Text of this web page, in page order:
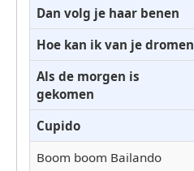
Dan volg je haar benen
Hoe kan ik van je dromen
Als de morgen is
gekomen
Cupido
Boom boom Bailando